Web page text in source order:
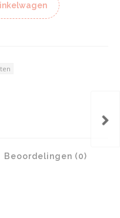
Beoordelingen (0)